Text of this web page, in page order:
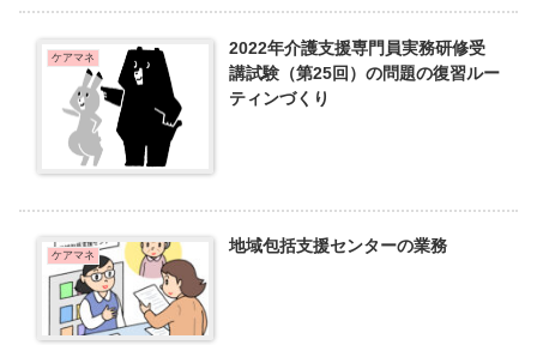
ケアマネ
2022年介護支援専門員実務研修受
講試験（第25回）の問題の復習ルー
ティンづくり
ケアマネ 地域包括支援センターの業務